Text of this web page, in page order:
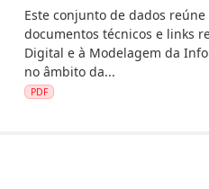
Este conjunto de dados
documentos técnicos e links
Digital e à Modelagem da
no âmbito da...
PDF